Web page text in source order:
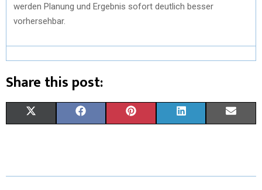
werden Planung und Ergebnis sofort deutlich besser
vorhersehbar.
Share this post:
W E T K I